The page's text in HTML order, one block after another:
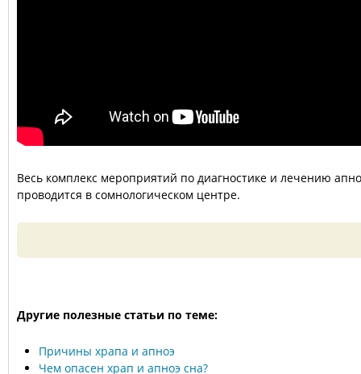
Весь комплекс мероприятий по диагностике и лечению
проводится в сомнологическом центре.
Другие полезные статьи по теме:
Причины храпа и апноэ
Чем опасен храп и апноэ сна?